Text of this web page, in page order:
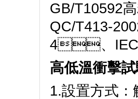
GB/T10592高
QC/T413-
4、
高低溫衝擊
1.設置方式：